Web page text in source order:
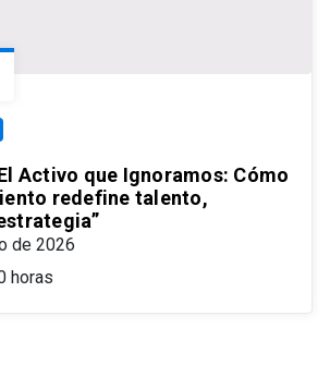
Activo que Ignoramos: Cómo
redefine talento,
de 2026
horas